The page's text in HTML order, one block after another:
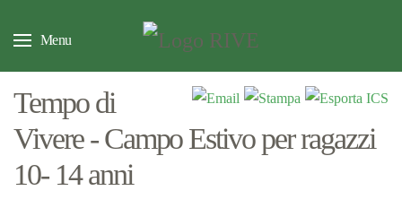
Menu
Tempo di
Vivere - Campo Estivo per ragazzi
10- 14 anni